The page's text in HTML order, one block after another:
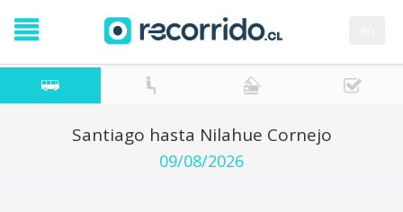
Santiago hasta Nilahue Cornejo
09/08/2026